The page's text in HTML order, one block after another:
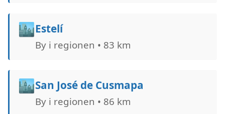
🏙️Estelí
By i regionen • 83 km
🏙️San José de Cusmapa
By i regionen • 86 km